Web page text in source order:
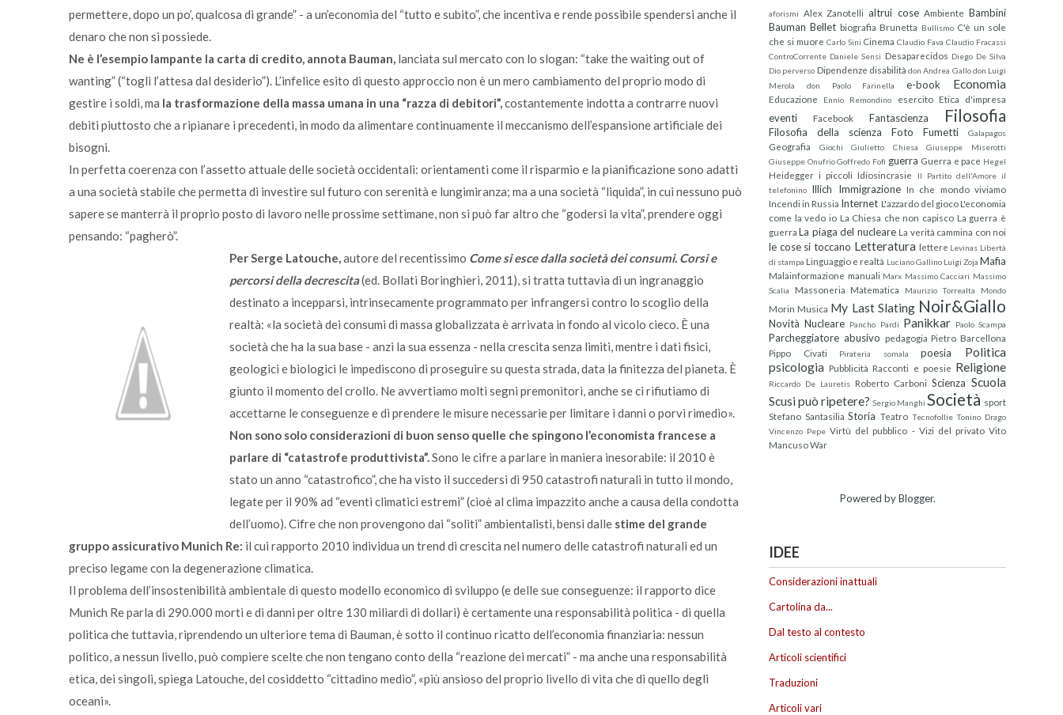
permettere, dopo un po’, qualcosa di grande” - a un’economia del “tutto e subito”, che incentiva e rende possibile spendersi anche il
denaro che non si possiede.
Ne è l’esempio lampante la carta di credito, annota Bauman, lanciata sul mercato con lo slogan: “take the waiting out of
wanting” (“togli l’attesa dal desiderio”). L’infelice esito di questo approccio non è un mero cambiamento del proprio modo di
gestire i soldi, ma la trasformazione della massa umana in una “razza di debitori”,costantemente indotta a contrarre nuovi
debiti piuttosto che a ripianare i precedenti, in modo da alimentare continuamente il meccanismo dell’espansione artificiale dei
bisogni.
In perfetta coerenza con l’assetto attuale delle società occidentali: orientamenti come il risparmio e la pianificazione sono adatti
a una società stabile che permetta di investire sul futuro con serenità e lungimiranza; ma a una società “liquida”, in cui nessuno può
sapere se manterrà il proprio posto di lavoro nelle prossime settimane, non si può far altro che “godersi la vita”, prendere oggi
pensando: “pagherò”.
Per Serge Latouche,autore del recentissimo Come si esce dalla società dei consumi. Corsi e
percorsi della decrescita(ed. Bollati Boringhieri, 2011), si tratta tuttavia di un ingranaggio
destinato a incepparsi, intrinsecamente programmato per infrangersi contro lo scoglio della
realtà: «la società dei consumi di massa globalizzata è arrivata in fondo al vicolo cieco. È una
società che ha la sua base - anzi la sua essenza - nella crescita senza limiti, mentre i dati fisici,
geologici e biologici le impediscono di proseguire su questa strada, data la finitezza del pianeta. È
giunto il momento del crollo. Ne avvertiamo molti segni premonitori, anche se ci rifiutiamo di
accettarne le conseguenze e di prendere le misure necessarie per limitare i danni o porvi rimedio».
Non sono solo considerazioni di buon senso quelle che spingono l’economista francese a
parlare di “catastrofe produttivista”.Sono le cifre a parlare in maniera inesorabile: il 2010 è
stato un anno “catastrofico”, che ha visto il succedersi di 950 catastrofi naturali in tutto il mondo,
legate per il 90% ad “eventi climatici estremi” (cioè al clima impazzito anche a causa della condotta
dell’uomo). Cifre che non provengono dai “soliti” ambientalisti, bensì dalle stime del grande
gruppo assicurativo Munich Re: il cui rapporto 2010 individua un trend di crescita nel numero delle catastrofi naturali ed un
preciso legame con la degenerazione climatica.
Il problema dell’insostenibilità ambientale di questo modello economico di sviluppo (e delle sue conseguenze: il rapporto dice
Munich Re parla di 290.000 morti e di danni per oltre 130 miliardi di dollari) è certamente una responsabilità politica - di quella
politica che tuttavia, riprendendo un ulteriore tema di Bauman, è sotto il continuo ricatto dell’economia finanziaria: nessun
politico, a nessun livello, può compiere scelte che non tengano conto della “reazione dei mercati” - ma anche una responsabilità
etica, dei singoli, spiega Latouche, del cosiddetto “cittadino medio”, «più ansioso del proprio livello di vita che di quello degli
oceani».
aforismi Alex Zanotelli altrui cose Ambiente Bambini
Bauman Bellet biografia Brunetta Bullismo C'è un sole
che si muore Carlo Sini Cinema Claudio Fava Claudio Fracassi
ControCorrente Daniele Sensi Desaparecidos Diego De Silva
Dio perverso Dipendenze disabilità don Andrea Gallo don Luigi
Merola
don Paolo Farinella e-book Economia
Educazione Ennio Remondino esercito Etica d'impresa
eventi Facebook Fantascienza Filosofia
Filosofia della scienza Foto Fumetti Galapagos
Geografia Giochi Giulietto Chiesa
Giuseppe Miserotti
Giuseppe Onufrio Goffredo Fofi guerra Guerra e pace Hegel
Heidegger i piccoli Idiosincrasie Il Partito dell'Amore il
telefonino Illich Immigrazione In che mondo viviamo
Incendi in Russia Internet L'azzardo del gioco L'economia
come la vedo io La Chiesa che non capisco La guerra è
guerra La piaga del nucleare La verità cammina con noi
le cose si toccano Letteratura lettere Levinas Libertà
di stampa Linguaggio e realtà Luciano Gallino Luigi Zoja Mafia
Malainformazione manuali Marx Massimo Cacciari Massimo
Scalia
Massoneria Matematica Maurizio Torrealta Mondo
Morin Musica My Last Slating Noir&Giallo
Novità Nucleare Pancho Pardi Panikkar Paolo Scampa
Parcheggiatore abusivo pedagogia Pietro Barcellona
Pippo Civati
Pirateria somala poesia
Politica
psicologia Pubblicità Racconti e poesie Religione
Riccardo De Lauretis Roberto Carboni Scienza Scuola
Scusi può ripetere? Sergio Manghi Società sport
Stefano Santasilia Storia Teatro Tecnofollie Tonino Drago
Vincenzo Pepe Virtù del pubblico - Vizi del privato Vito
MancusoWar
Powered byBlogger.
IDEE
Considerazioni inattuali
Cartolina da...
Dal testo al contesto
Articoli scientifici
Traduzioni
Articoli vari